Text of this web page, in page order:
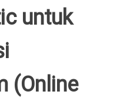
untuk
(Online